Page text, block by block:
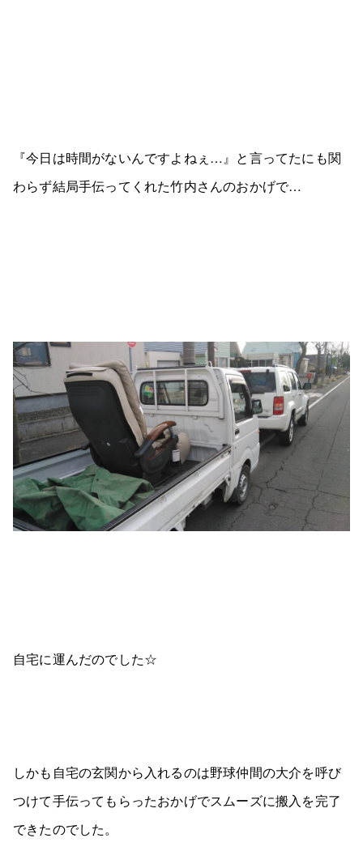
『今日は時間がないんですよねぇ…』と言ってたにも関
わらず結局手伝ってくれた竹内さんのおかげで…
自宅に運んだのでした☆
しかも自宅の玄関から入れるのは野球仲間の大介を呼び
つけて手伝ってもらったおかげでスムーズに搬入を完了
できたのでした。